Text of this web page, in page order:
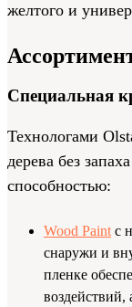
желтого и
Специальная
Технологами
дерева без
способностью:
Wood Paint с
снаружи и
пленке
воздействий,